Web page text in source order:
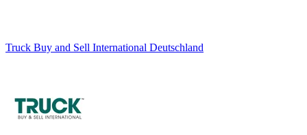
Truck Buy and Sell International Deutschland